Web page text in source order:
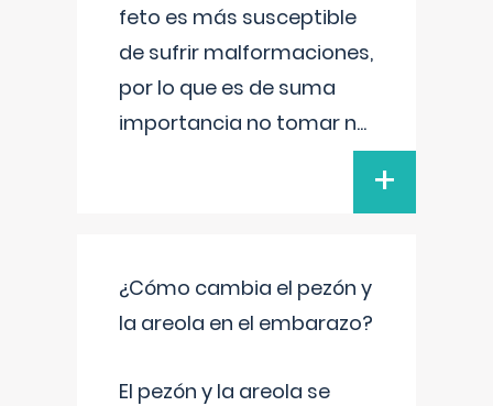
feto es más susceptible
de sufrir malformaciones,
por lo que es de suma
importancia no tomar n...
+
¿Cómo cambia el pezón y
la areola en el embarazo?
El pezón y la areola se